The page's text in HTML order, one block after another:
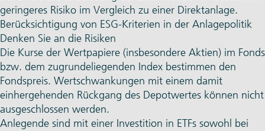
geringeres Risiko im Vergleich zu einer Direktanlage.
Berücksichtigung von ESG-Kriterien in der Anlagepolitik
Denken Sie an die Risiken
Die Kurse der Wertpapiere (insbesondere Aktien) im Fonds
bzw. dem zugrundeliegenden Index bestimmen den
Fondspreis. Wertschwankungen mit einem damit
einhergehenden Rückgang des Depotwertes können nicht
ausgeschlossen werden.
Anlegende sind mit einer Investition in ETFs sowohl bei